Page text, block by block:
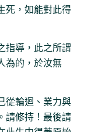
死，如能對此得
指導，此之所謂
為的，於汝無
從輪迴、業力與
請修持！最後請